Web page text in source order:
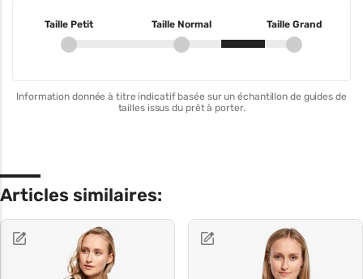
Taille Petit Taille Normal Taille Grand
Information donnée à titre indicatif basée sur un échantillon de guides de
tailles issus du prêt à porter.
Articles similaires: